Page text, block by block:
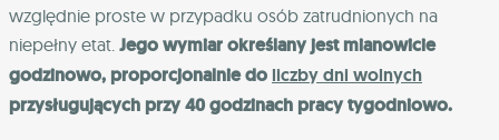
względnie proste w przypadku osób zatrudnionych na
niepełny etat. Jego wymiar określany jest mianowicie
godzinowo, proporcjonalnie do liczby dni wolnych
przysługujących przy 40 godzinach pracy tygodniowo.